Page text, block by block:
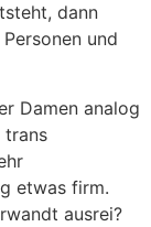
dann
und
Damen analog
trans
etwas firm.
ausrei?